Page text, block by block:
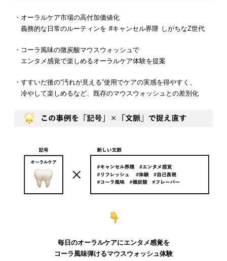
・オーラルケア市場の高付加価値化
義務的な日常のルーティンを #キャンセル界隈 しがちなZ世代
・コーラ風味の微炭酸マウスウォッシュで
エンタメ感覚で楽しめるオーラルケア体験を提案
・すすいだ後の“汚れが見える”使用でケアの実感を得やすく、
冷やして楽しめるなど、既存のマウスウォッシュとの差別化
毎日のオーラルケアにエンタメ感覚を
コーラ風味弾けるマウスウォッシュ体験